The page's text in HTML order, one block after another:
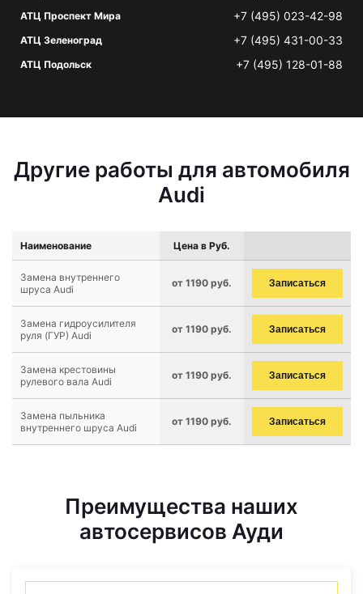
АТЦ Проспект Мира +7 (495) 023-42-98
АТЦ Зеленоград +7 (495) 431-00-33
АТЦ Подольск +7 (495) 128-01-88
Другие работы для автомобиля
Audi
Наименование Цена в Руб.
Замена внутреннего
шруса Audi
от 1190 руб. Записаться
Замена гидроусилителя
руля (ГУР) Audi
от 1190 руб. Записаться
Замена крестовины
рулевого вала Audi
от 1190 руб. Записаться
Замена пыльника
внутреннего шруса Audi
от 1190 руб. Записаться
Преимущества наших
автосервисов Ауди